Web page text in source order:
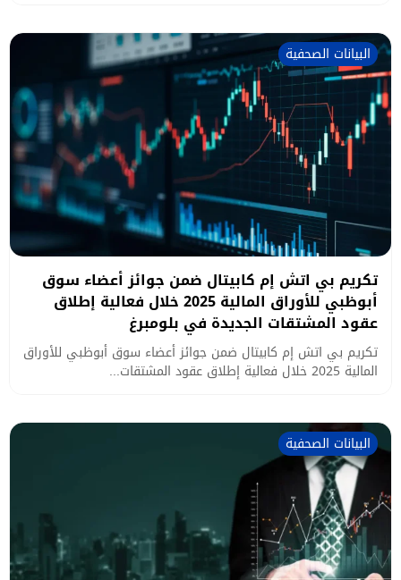
البيانات الصحفية
تكريم بي اتش إم كابيتال ضمن جوائز أعضاء سوق
أبوظبي للأوراق المالية 2025 خلال فعالية إطلاق
عقود المشتقات الجديدة في بلومبرغ
تكريم بي اتش إم كابيتال ضمن جوائز أعضاء سوق أبوظبي للأوراق
المالية 2025 خلال فعالية إطلاق عقود المشتقات...
البيانات الصحفية